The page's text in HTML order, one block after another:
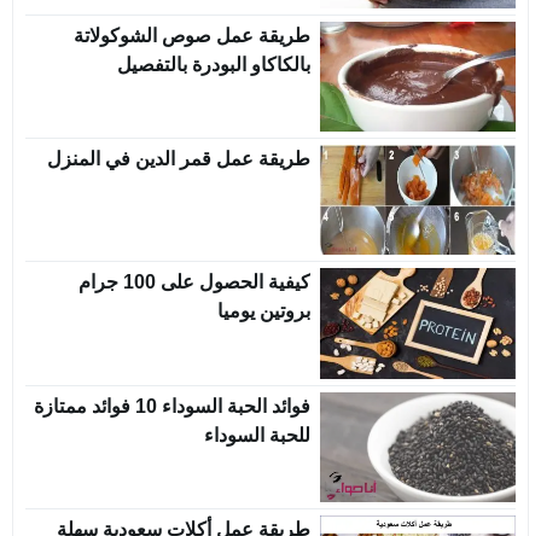
طريقة عمل صوص الشوكولاتة
بالكاكاو البودرة بالتفصيل
طريقة عمل قمر الدين في المنزل
كيفية الحصول على 100 جرام
بروتين يوميا
فوائد الحبة السوداء 10 فوائد ممتازة
للحبة السوداء
طريقة عمل أكلات سعودية سهلة